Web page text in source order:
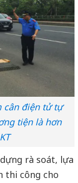
cân điện tử tự
tiện là hơn
dựng rà soát, lựa
thi công cho